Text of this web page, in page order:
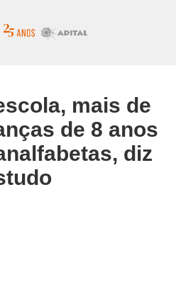
mais de
de 8 anos
diz